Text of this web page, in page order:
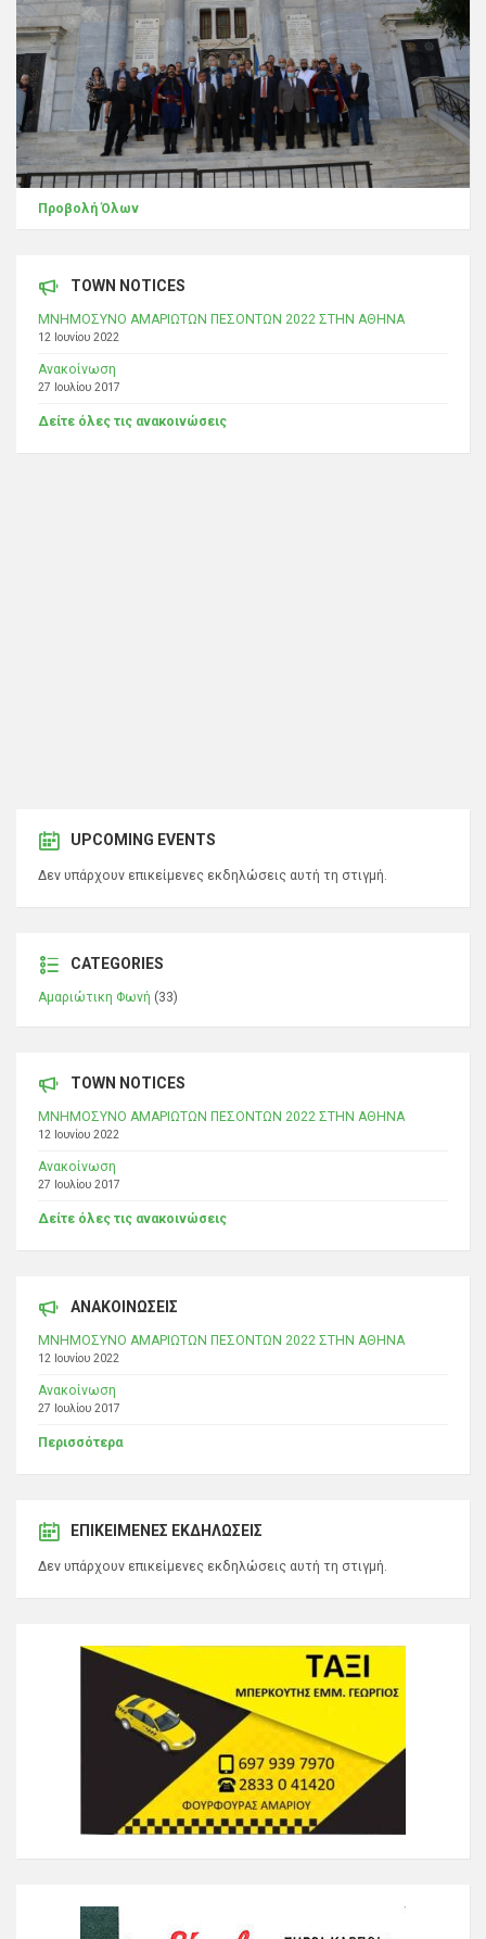
Προβολή Όλων
TOWN NOTICES
ΜΝΗΜΟΣΥΝΟ ΑΜΑΡΙΩΤΩΝ ΠΕΣΟΝΤΩΝ 2022 ΣΤΗΝ ΑΘΗΝΑ
12 Ιουνίου 2022
Ανακοίνωση
27 Ιουλίου 2017
Δείτε όλες τις ανακοινώσεις
UPCOMING EVENTS
Δεν υπάρχουν επικείμενες εκδηλώσεις αυτή τη στιγμή.
CATEGORIES
Αμαριώτικη Φωνή (33)
TOWN NOTICES
ΜΝΗΜΟΣΥΝΟ ΑΜΑΡΙΩΤΩΝ ΠΕΣΟΝΤΩΝ 2022 ΣΤΗΝ ΑΘΗΝΑ
12 Ιουνίου 2022
Ανακοίνωση
27 Ιουλίου 2017
Δείτε όλες τις ανακοινώσεις
ΑΝΑΚΟΙΝΩΣΕΙΣ
ΜΝΗΜΟΣΥΝΟ ΑΜΑΡΙΩΤΩΝ ΠΕΣΟΝΤΩΝ 2022 ΣΤΗΝ ΑΘΗΝΑ
12 Ιουνίου 2022
Ανακοίνωση
27 Ιουλίου 2017
Περισσότερα
ΕΠΙΚΕΊΜΕΝΕΣ ΕΚΔΗΛΏΣΕΙΣ
Δεν υπάρχουν επικείμενες εκδηλώσεις αυτή τη στιγμή.